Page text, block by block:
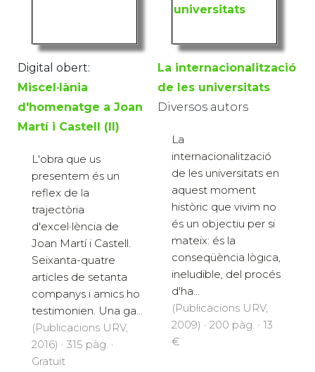
Digital obert:
Miscel·lània
d'homenatge a Joan
Martí i Castell (II)
L'obra que us
presentem és un
reflex de la
trajectòria
d'excel·lència de
Joan Martí i Castell.
Seixanta-quatre
articles de setanta
companys i amics ho
testimonien. Una ga...
(Publicacions URV,
2016) · 315 pàg. ·
Gratuït
La internacionalització
de les universitats
Diversos autors
La
internacionalització
de les universitats en
aquest moment
històric que vivim no
és un objectiu per si
mateix: és la
conseqüència lògica,
ineludible, del procés
d'ha...
(Publicacions URV,
2009) · 200 pàg. · 13
€